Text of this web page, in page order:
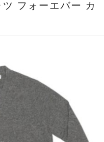
フォーエバー カ